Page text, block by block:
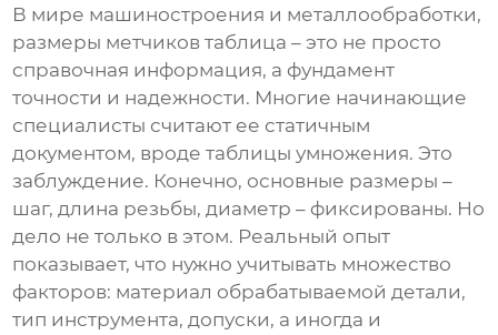
В мире машиностроения и металлообработки,
размеры метчиков таблица – это не просто
справочная информация, а фундамент
точности и надежности. Многие начинающие
специалисты считают ее статичным
документом, вроде таблицы умножения. Это
заблуждение. Конечно, основные размеры –
шаг, длина резьбы, диаметр – фиксированы. Но
дело не только в этом. Реальный опыт
показывает, что нужно учитывать множество
факторов: материал обрабатываемой детали,
тип инструмента, допуски, а иногда и